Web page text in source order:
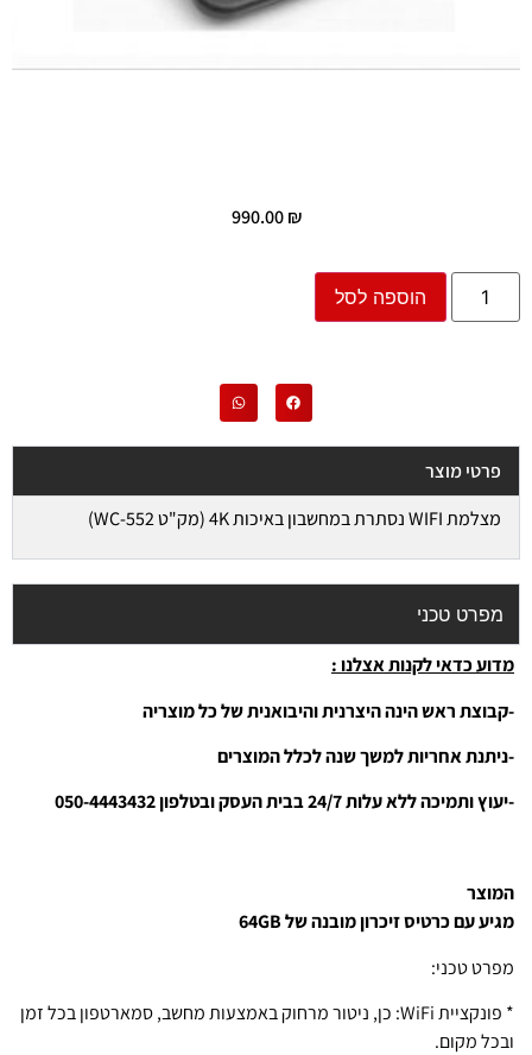
990.00₪
הוספה לסל
פרטי מוצר
מצלמת WIFI נסתרת במחשבון באיכות 4K (מק"ט WC-552)
מפרט טכני
מדוע כדאי לקנות אצלנו :
-קבוצת ראש הינה היצרנית והיבואנית של כל מוצריה
-ניתנת אחריות למשך שנה לכלל המוצרים
-יעוץ ותמיכה ללא עלות 24/7 בבית העסק ובטלפון 050-4443432
המוצר
מגיע עם כרטיס זיכרון מובנה של 64GB
מפרט טכני:
* פונקציית WiFi: כן, ניטור מרחוק באמצעות מחשב, סמארטפון בכל זמן
ובכל מקום.